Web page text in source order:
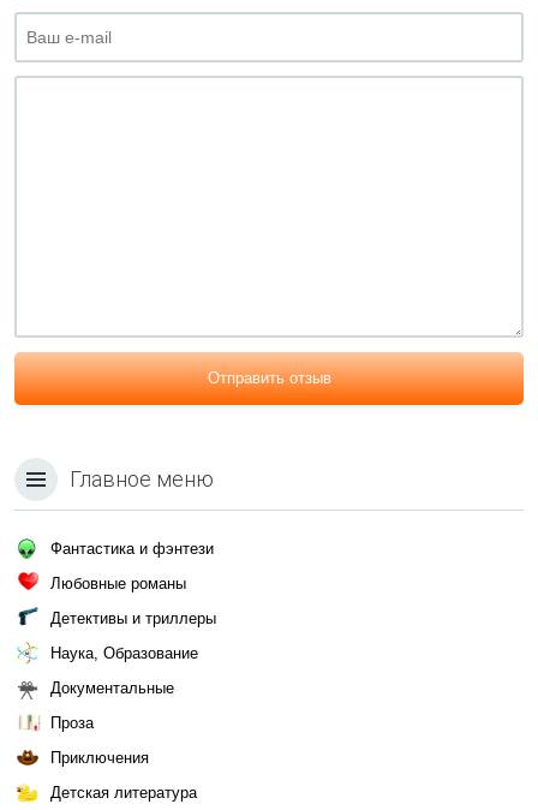
Отправить отзыв
Главное меню
Фантастика и фэнтези
Любовные романы
Детективы и триллеры
Наука, Образование
Документальные
Проза
Приключения
Детская литература